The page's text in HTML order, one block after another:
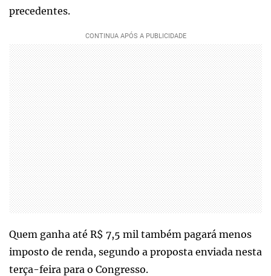
precedentes.
Quem ganha até R$ 7,5 mil também pagará menos
imposto de renda, segundo a proposta enviada nesta
terça-feira para o Congresso.